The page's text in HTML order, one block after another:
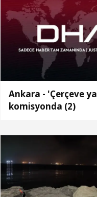
Ankara - 'Çerçeve
komisyonda (2)